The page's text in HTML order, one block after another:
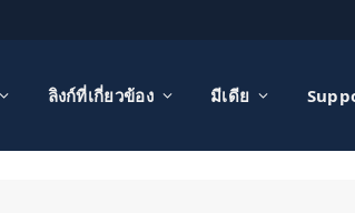
ลิงก์ที่เกี่ยวข้อง มีเดีย